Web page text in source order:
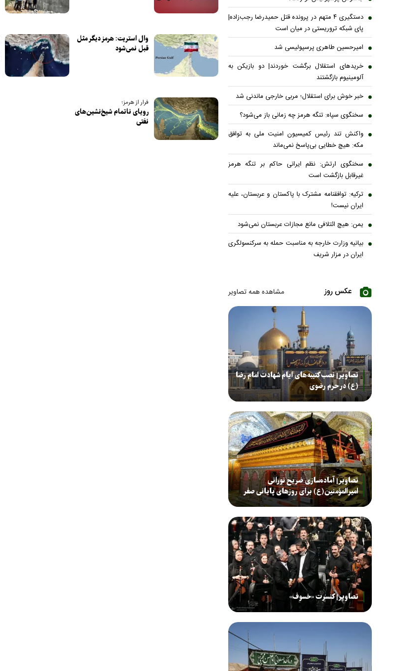
وال استریت: هرمز دیگر مثل
قبل نمی‌شود
فرار از هرمز؛
رویای ناتمام شیخ‌نشین‌های
نفتی
دستگیری ۴ متهم در پرونده قتل حمیدرضا رجب‌زاده|
پای شبکه تروریستی در میان است
امیرحسین طاهری پرسپولیسی شد
خریدهای استقلال برگشت خوردند| دو بازیکن به
آلومینیوم بازگشتند
خبر خوش برای استقلال؛ مربی خارجی ماندنی شد
سخنگوی سپاه: تنگه هرمز چه زمانی باز می‌شود؟
واکنش تند رئیس کمیسیون امنیت ملی به توافق
مکه: هیچ خطایی بی‌پاسخ نمی‌ماند
سخنگوی ارتش: نظم ایرانی حاکم بر تنگه هرمز
غیرقابل بازگشت است
ترکیه: توافقنامه مشترک با پاکستان و عربستان، علیه
ایران نیست!
یمن: هیچ ائتلافی مانع مجازات عربستان نمی‌شود
بیانیه وزارت خارجه به مناسبت حمله به سرکنسولگری
ایران در مزار شریف
عکس روز مشاهده همه تصاویر
تصاویر| نصب کتیبه‌های ایام شهادت امام رضا
(ع) در حرم رضوی
تصاویر| آماده‌سازی ضریح نورانی
امیرالمؤمنین(ع) برای روزهای پایانی صفر
تصاویر| کنسرت «خسوف»